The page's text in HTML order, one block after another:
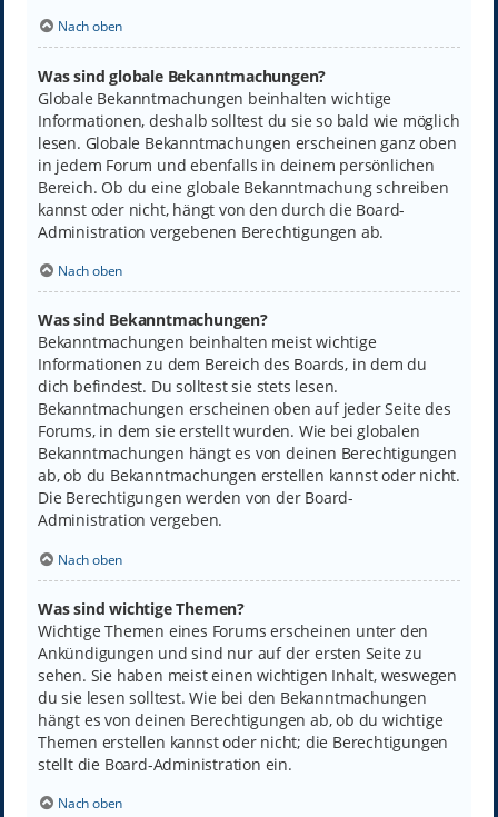
Nach oben
Was sind globale Bekanntmachungen?
Globale Bekanntmachungen beinhalten wichtige
Informationen, deshalb solltest du sie so bald wie möglich
lesen. Globale Bekanntmachungen erscheinen ganz oben
in jedem Forum und ebenfalls in deinem persönlichen
Bereich. Ob du eine globale Bekanntmachung schreiben
kannst oder nicht, hängt von den durch die Board-
Administration vergebenen Berechtigungen ab.
Nach oben
Was sind Bekanntmachungen?
Bekanntmachungen beinhalten meist wichtige
Informationen zu dem Bereich des Boards, in dem du
dich befindest. Du solltest sie stets lesen.
Bekanntmachungen erscheinen oben auf jeder Seite des
Forums, in dem sie erstellt wurden. Wie bei globalen
Bekanntmachungen hängt es von deinen Berechtigungen
ab, ob du Bekanntmachungen erstellen kannst oder nicht.
Die Berechtigungen werden von der Board-
Administration vergeben.
Nach oben
Was sind wichtige Themen?
Wichtige Themen eines Forums erscheinen unter den
Ankündigungen und sind nur auf der ersten Seite zu
sehen. Sie haben meist einen wichtigen Inhalt, weswegen
du sie lesen solltest. Wie bei den Bekanntmachungen
hängt es von deinen Berechtigungen ab, ob du wichtige
Themen erstellen kannst oder nicht; die Berechtigungen
stellt die Board-Administration ein.
Nach oben